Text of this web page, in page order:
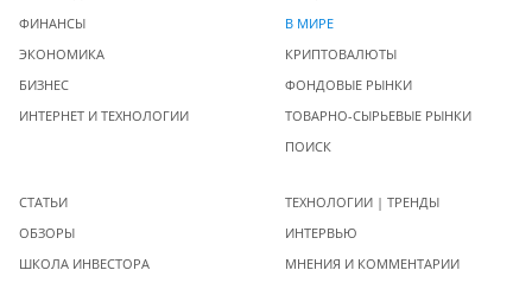
ФИНАНСЫ
ЭКОНОМИКА
БИЗНЕС
ИНТЕРНЕТ И ТЕХНОЛОГИИ
В МИРЕ
КРИПТОВАЛЮТЫ
ФОНДОВЫЕ РЫНКИ
ТОВАРНО-СЫРЬЕВЫЕ РЫНКИ
ПОИСК
СТАТЬИ
ОБЗОРЫ
ШКОЛА ИНВЕСТОРА
ТЕХНОЛОГИИ | ТРЕНДЫ
ИНТЕРВЬЮ
МНЕНИЯ И КОММЕНТАРИИ